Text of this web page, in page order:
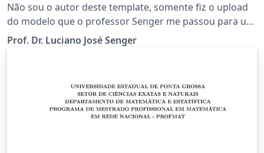
Não sou o autor deste template, somente fiz o upload
do modelo que o professor Senger me passou para uso
no Overleaf. Se houver um template melhor ou alguma
sugestão de melhoria por favor me contate por e-mail:
Prof. Dr. Luciano José Senger